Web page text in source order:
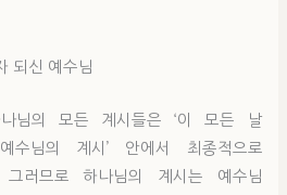
되신 예수님
님의 모든 계시들은 ‘이 모든 날
수님의 계시’ 안에서 최종적으로
그러므로 하나님의 계시는 예수님